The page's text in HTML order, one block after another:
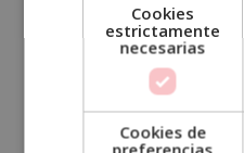
¿Has olvidado tu contraseña?
Sabemos que el
especialmente, a las
Ellos han sido las
pandemia. Por este
Cookies
estrictamente
necesarias
Cookies de
preferencias